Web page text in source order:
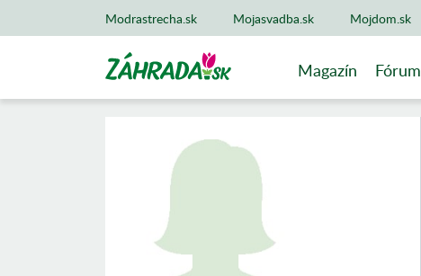
Modrastrecha.sk Mojasvadba.sk Mojdom.sk
Magazín Fórum